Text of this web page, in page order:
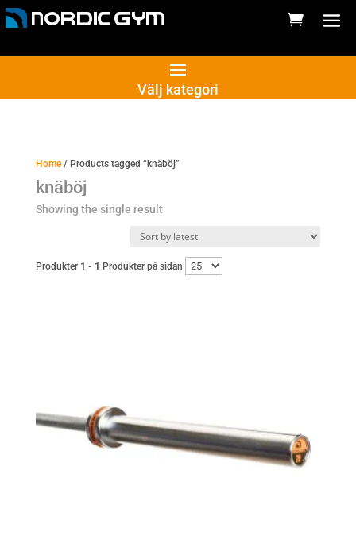
Välj kategori
Home/ Products tagged “knäböj”
knäböj
Showing the single result
Produkter 1 - 1 Produkter på sidan